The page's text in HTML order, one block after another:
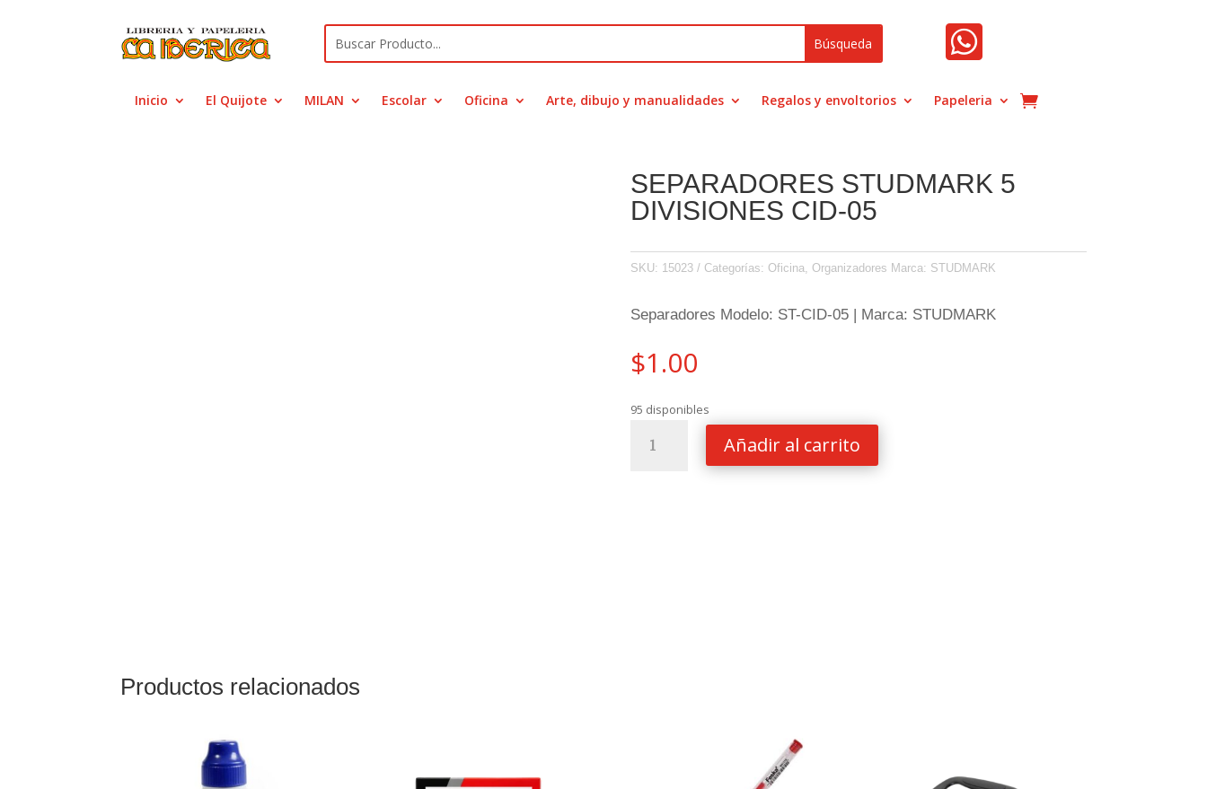

Inicio El Quijote MILAN Escolar Oficina Arte, dibujo y manualidades Regalos y envoltorios Papeleria
SEPARADORES STUDMARK 5
DIVISIONES CID-05
SKU: 15023 Categorías: Oficina Organizadores Marca: STUDMARK
Separadores Modelo: ST-CID-05 | Marca: STUDMARK
$1.00
95 disponibles
SEPARADORES
STUDMARK
Añadir al carrito
Productos relacionados